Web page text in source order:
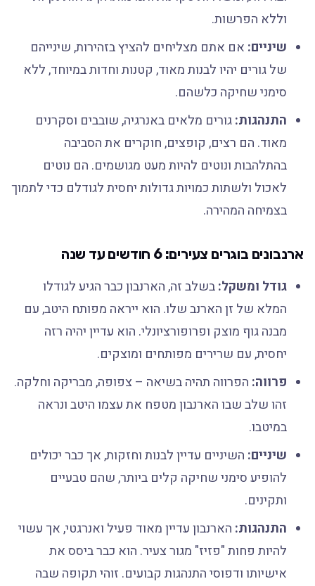
וללא הפרשות.
שיניים:אם אתם מצליחים להציץ בזהירות, שינייהם
של גורים יהיו לבנות מאוד, קטנות וחדות במיוחד, ללא
סימני שחיקה כלשהם.
התנהגות:גורים מלאים באנרגיה, שובבים וסקרנים
מאוד. הם רצים, קופצים, חוקרים את הסביבה
בהתלהבות ונוטים להיות מעט מגושמים. הם נוטים
לאכול ולשתות כמויות גדולות יחסית לגודלם כדי לתמוך
בצמיחה המהירה.
ארנבונים בוגרים צעירים: 6 חודשים עד שנה
גודל ומשקל:בשלב זה, הארנבון כבר הגיע לגודלו
המלא של זן הארנב שלו. הוא ייראה מפותח היטב, עם
מבנה גוף מוצק ופרופורציונלי. הוא עדיין יהיה רזה
יחסית, עם שרירים מפותחים ומוצקים.
פרווה:הפרווה תהיה בשיאה – צפופה, מבריקה וחלקה.
זהו שלב שבו הארנבון מטפח את עצמו היטב ונראה
במיטבו.
שיניים:השיניים עדיין לבנות וחזקות, אך כבר יכולים
להופיע סימני שחיקה קלים ביותר, שהם טבעיים
ותקינים.
התנהגות:הארנבון עדיין מאוד פעיל ואנרגטי, אך עשוי
להיות פחות "פזיז" מגור צעיר. הוא כבר ביסס את
אישיותו ודפוסי התנהגות קבועים. זוהי תקופה שבה